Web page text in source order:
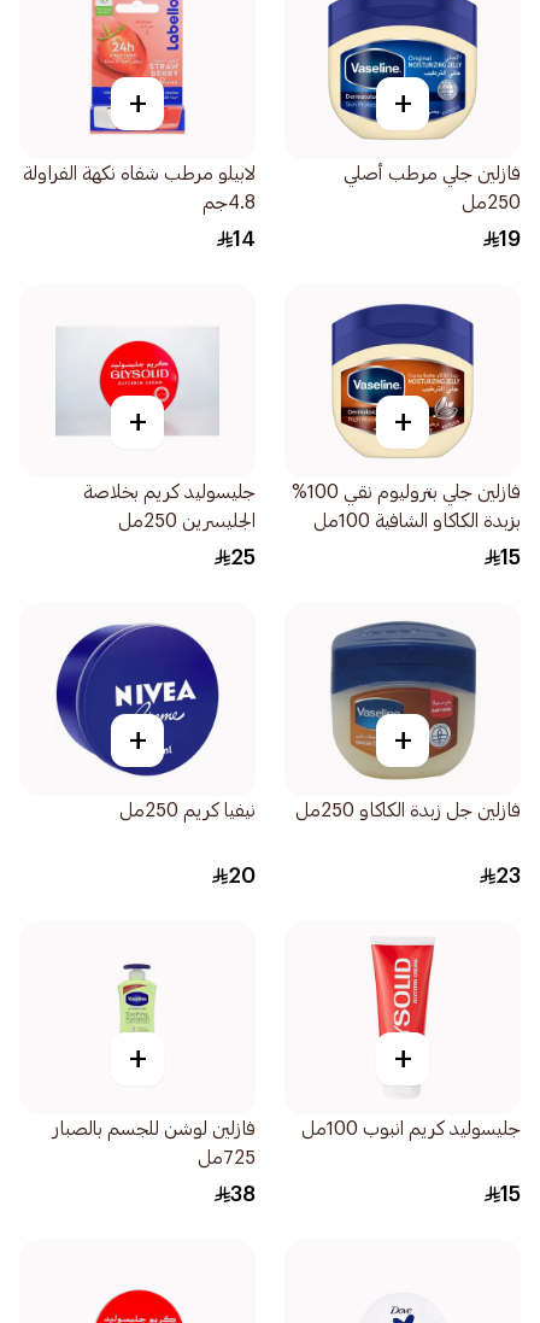
+
فازلين جلي مرطب أصلي
250مل
19
+
لابيلو مرطب شفاه نكهة الفراولة
4.8جم
14
+
فازلين جلي بتروليوم نقي 100%
بزبدة الكاكاو الشافية 100مل
15
+
جليسوليد كريم بخلاصة
الجليسرين 250مل
25
+
فازلين جل زبدة الكاكاو 250مل
23
+
نيفيا كريم 250مل
20
+
جليسوليد كريم انبوب 100مل
15
+
فازلين لوشن للجسم بالصبار
725مل
38